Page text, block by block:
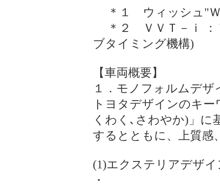
＊１ ウィッシュ"Ｗ
＊２ ＶＶＴ－ｉ ：
ブタイミング機構)
【車両概要】
１．モノフォルムデザ
トヨタデザインのキ
くわく､さわやか)」に
するとともに、上質感
(1)エクステリアデザイ
・